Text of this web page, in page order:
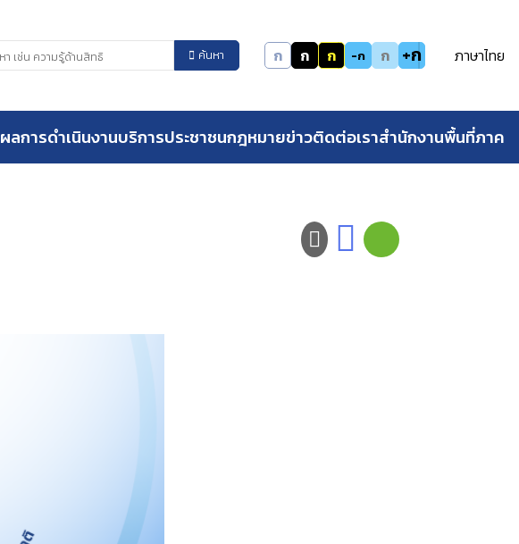
ค้นหา ก ก ก -ก ก +ก ภาษาไทย
ผลการดำเนินงานบริการประชาชนกฎหมายข่าวติดต่อเราสำนักงานพื้นที่ภาค